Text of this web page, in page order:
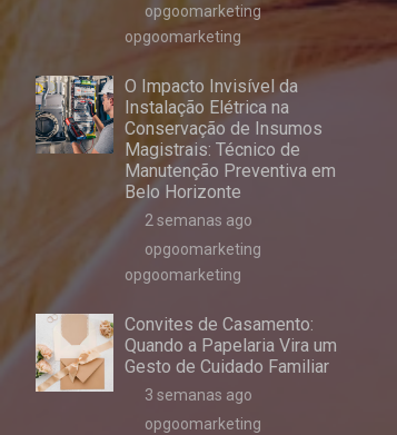
opgoomarketing
opgoomarketing
O Impacto Invisível da
Instalação Elétrica na
Conservação de Insumos
Magistrais: Técnico de
Manutenção Preventiva em
Belo Horizonte
2 semanas ago
opgoomarketing
opgoomarketing
Convites de Casamento:
Quando a Papelaria Vira um
Gesto de Cuidado Familiar
3 semanas ago
opgoomarketing